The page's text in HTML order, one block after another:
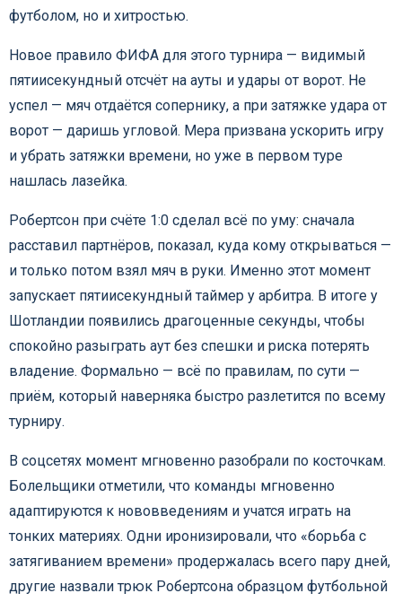
футболом, но и хитростью.
Новое правило ФИФА для этого турнира — видимый
пятиисекундный отсчёт на ауты и удары от ворот. Не
успел — мяч отдаётся сопернику, а при затяжке удара от
ворот — даришь угловой. Мера призвана ускорить игру
и убрать затяжки времени, но уже в первом туре
нашлась лазейка.
Робертсон при счёте 1:0 сделал всё по уму: сначала
расставил партнёров, показал, куда кому открываться —
и только потом взял мяч в руки. Именно этот момент
запускает пятиисекундный таймер у арбитра. В итоге у
Шотландии появились драгоценные секунды, чтобы
спокойно разыграть аут без спешки и риска потерять
владение. Формально — всё по правилам, по сути —
приём, который наверняка быстро разлетится по всему
турниру.
В соцсетях момент мгновенно разобрали по косточкам.
Болельщики отметили, что команды мгновенно
адаптируются к нововведениям и учатся играть на
тонких материях. Одни иронизировали, что «борьба с
затягиванием времени» продержалась всего пару дней,
другие назвали трюк Робертсона образцом футбольной